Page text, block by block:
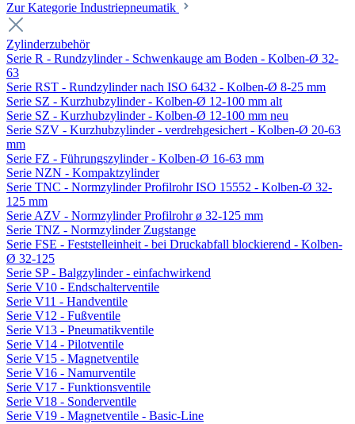
Zur Kategorie Industriepneumatik
Zylinderzubehör
Serie R - Rundzylinder - Schwenkauge am Boden - Kolben-Ø 32-
63
Serie RST - Rundzylinder nach ISO 6432 - Kolben-Ø 8-25 mm
Serie SZ - Kurzhubzylinder - Kolben-Ø 12-100 mm alt
Serie SZ - Kurzhubzylinder - Kolben-Ø 12-100 mm neu
Serie SZV - Kurzhubzylinder - verdrehgesichert - Kolben-Ø 20-63
mm
Serie FZ - Führungszylinder - Kolben-Ø 16-63 mm
Serie NZN - Kompaktzylinder
Serie TNC - Normzylinder Profilrohr ISO 15552 - Kolben-Ø 32-
125 mm
Serie AZV - Normzylinder Profilrohr ø 32-125 mm
Serie TNZ - Normzylinder Zugstange
Serie FSE - Feststelleinheit - bei Druckabfall blockierend - Kolben-
Ø 32-125
Serie SP - Balgzylinder - einfachwirkend
Serie V10 - Endschalterventile
Serie V11 - Handventile
Serie V12 - Fußventile
Serie V13 - Pneumatikventile
Serie V14 - Pilotventile
Serie V15 - Magnetventile
Serie V16 - Namurventile
Serie V17 - Funktionsventile
Serie V18 - Sonderventile
Serie V19 - Magnetventile - Basic-Line